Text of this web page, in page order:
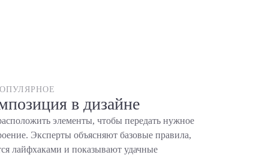
в дизайне
элементы, чтобы передать нужное
Эксперты объясняют базовые правила,
лайфхаками и показывают удачные